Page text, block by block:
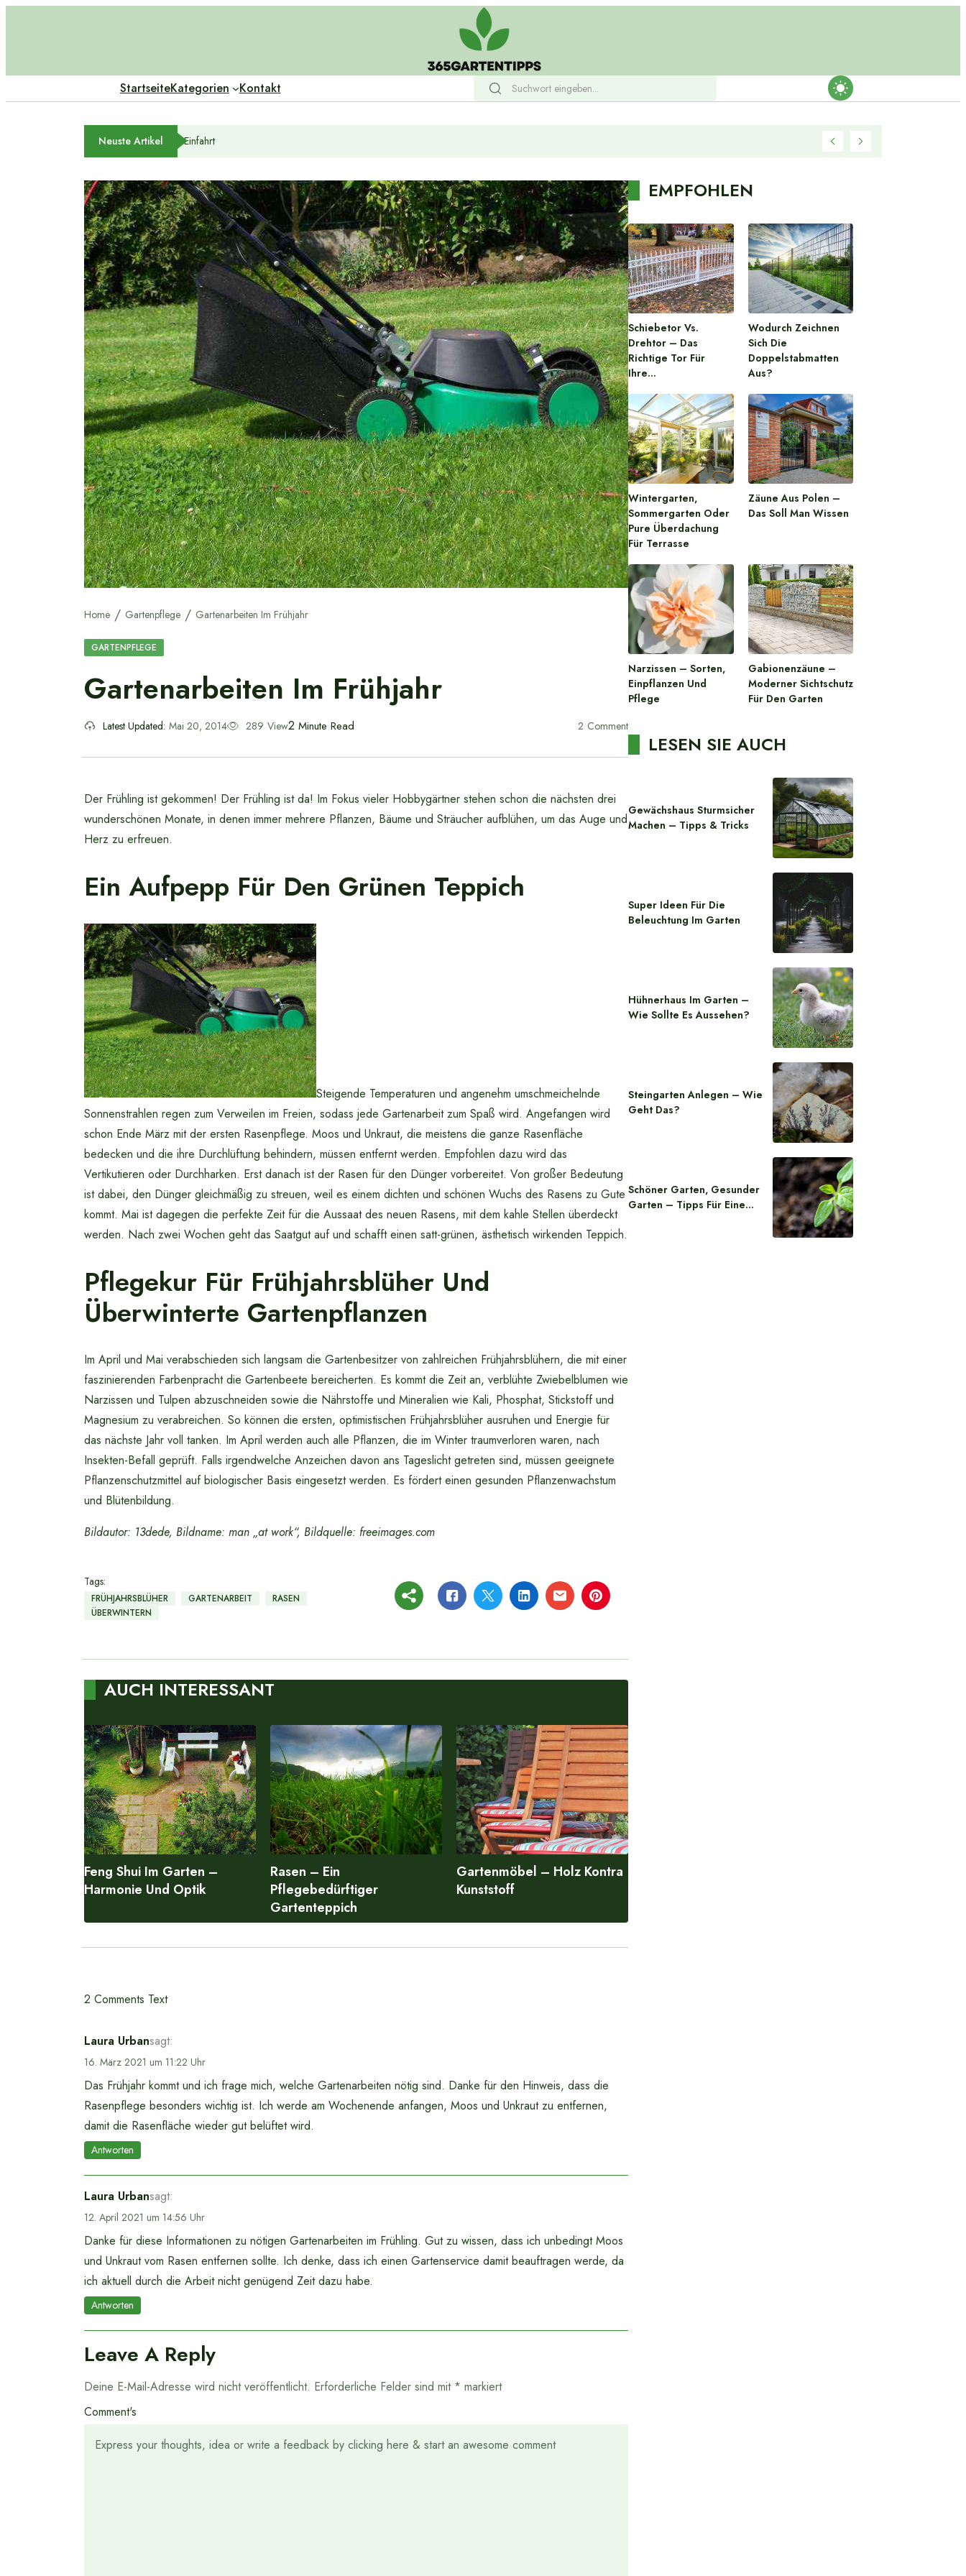
StartseiteKategorien Kontakt
Neuste Artikel Schiebetor Vs. Drehtor – Das Richtige Tor Für Ihre Einfahrt
Home Gartenpflege Gartenarbeiten Im Frühjahr
GARTENPFLEGE
Gartenarbeiten Im Frühjahr
Latest Updated: Mai 20, 2014 289 View2 Minute Read 2 Comment
Der Frühling ist gekommen! Der Frühling ist da! Im Fokus vieler Hobbygärtner stehen schon die nächsten drei
wunderschönen Monate, in denen immer mehrere Pflanzen, Bäume und Sträucher aufblühen, um das Auge und
Herz zu erfreuen.
Ein Aufpepp Für Den Grünen Teppich
Steigende Temperaturen und angenehm umschmeichelnde
Sonnenstrahlen regen zum Verweilen im Freien, sodass jede Gartenarbeit zum Spaß wird. Angefangen wird
schon Ende März mit der ersten Rasenpflege. Moos und Unkraut, die meistens die ganze Rasenfläche
bedecken und die ihre Durchlüftung behindern, müssen entfernt werden. Empfohlen dazu wird das
Vertikutieren oder Durchharken. Erst danach ist der Rasen für den Dünger vorbereitet. Von großer Bedeutung
ist dabei, den Dünger gleichmäßig zu streuen, weil es einem dichten und schönen Wuchs des Rasens zu Gute
kommt. Mai ist dagegen die perfekte Zeit für die Aussaat des neuen Rasens, mit dem kahle Stellen überdeckt
werden. Nach zwei Wochen geht das Saatgut auf und schafft einen satt-grünen, ästhetisch wirkenden Teppich.
Pflegekur Für Frühjahrsblüher Und
Überwinterte Gartenpflanzen
Im April und Mai verabschieden sich langsam die Gartenbesitzer von zahlreichen Frühjahrsblühern, die mit einer
faszinierenden Farbenpracht die Gartenbeete bereicherten. Es kommt die Zeit an, verblühte Zwiebelblumen wie
Narzissen und Tulpen abzuschneiden sowie die Nährstoffe und Mineralien wie Kali, Phosphat, Stickstoff und
Magnesium zu verabreichen. So können die ersten, optimistischen Frühjahrsblüher ausruhen und Energie für
das nächste Jahr voll tanken. Im April werden auch alle Pflanzen, die im Winter traumverloren waren, nach
Insekten-Befall geprüft. Falls irgendwelche Anzeichen davon ans Tageslicht getreten sind, müssen geeignete
Pflanzenschutzmittel auf biologischer Basis eingesetzt werden. Es fördert einen gesunden Pflanzenwachstum
und Blütenbildung.
Bildautor: 13dede, Bildname: man „at work“, Bildquelle: freeimages.com
Tags:
FRÜHJAHRSBLÜHER GARTENARBEIT
RASEN
ÜBERWINTERN
AUCH INTERESSANT
Feng Shui Im Garten –
Harmonie Und Optik
Rasen – Ein
Pflegebedürftiger
Gartenteppich
Gartenmöbel – Holz Kontra
Kunststoff
2 Comments Text
Laura Urbansagt:
16. März 2021 um 11:22 Uhr
Das Frühjahr kommt und ich frage mich, welche Gartenarbeiten nötig sind. Danke für den Hinweis, dass die
Rasenpflege besonders wichtig ist. Ich werde am Wochenende anfangen, Moos und Unkraut zu entfernen,
damit die Rasenfläche wieder gut belüftet wird.
Antworten
Laura Urbansagt:
12. April 2021 um 14:56 Uhr
Danke für diese Informationen zu nötigen Gartenarbeiten im Frühling. Gut zu wissen, dass ich unbedingt Moos
und Unkraut vom Rasen entfernen sollte. Ich denke, dass ich einen Gartenservice damit beauftragen werde, da
ich aktuell durch die Arbeit nicht genügend Zeit dazu habe.
Antworten
Leave A Reply
Deine E-Mail-Adresse wird nicht veröffentlicht. Erforderliche Felder sind mit * markiert
Comment's
EMPFOHLEN
Schiebetor Vs.
Drehtor – Das
Richtige Tor Für
Ihre…
Wodurch Zeichnen
Sich Die
Doppelstabmatten
Aus?
Wintergarten,
Sommergarten Oder
Pure Überdachung
Für Terrasse
Zäune Aus Polen –
Das Soll Man Wissen
Narzissen – Sorten,
Einpflanzen Und
Pflege
Gabionenzäune –
Moderner Sichtschutz
Für Den Garten
LESEN SIE AUCH
Gewächshaus Sturmsicher
Machen – Tipps & Tricks
Super Ideen Für Die
Beleuchtung Im Garten
Hühnerhaus Im Garten –
Wie Sollte Es Aussehen?
Steingarten Anlegen – Wie
Geht Das?
Schöner Garten, Gesunder
Garten – Tipps Für Eine…